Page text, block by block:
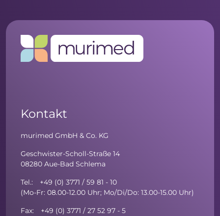
Kontakt
murimed GmbH & Co. KG
Geschwister-Scholl-Straße 14
08280 Aue-Bad Schlema
Tel.: +49 (0) 3771 / 59 81 - 10
(Mo-Fr: 08.00-12.00 Uhr; Mo/Di/Do: 13.00-15.00 Uhr)
Fax: +49 (0) 3771 / 27 52 97 - 5